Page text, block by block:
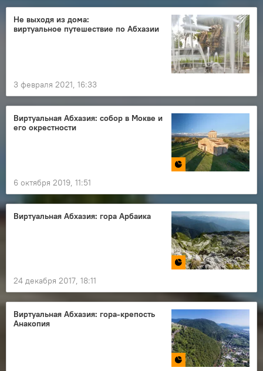
Не выходя из дома:
виртуальное путешествие по Абхазии
3 февраля 2021, 16:33
Виртуальная Абхазия: собор в Мокве и
его окрестности
6 октября 2019, 11:51
Виртуальная Абхазия: гора Арбаика
24 декабря 2017, 18:11
Виртуальная Абхазия: гора-крепость
Анакопия